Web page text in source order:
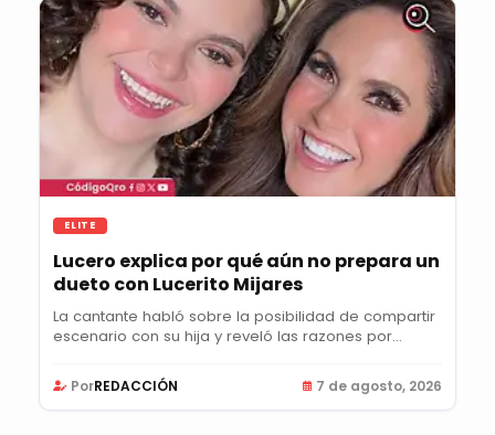
ELITE
Lucero explica por qué aún no prepara un
dueto con Lucerito Mijares
La cantante habló sobre la posibilidad de compartir
escenario con su hija y reveló las razones por...
PorREDACCIÓN 7 de agosto, 2026